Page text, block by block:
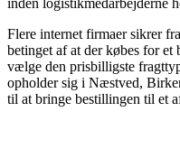
Flere internet firmaer sikrer
betinget af at der købes for et
vælge den prisbilligste
opholder sig i Næstved,
til at bringe bestillingen til et